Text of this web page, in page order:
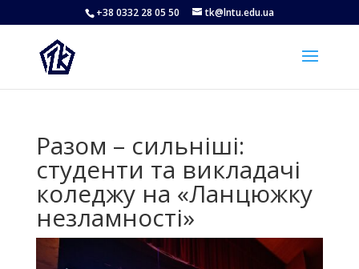
+38 0332 28 05 50 tk@lntu.edu.ua
Разом – сильніші:
студенти та викладачі
коледжу на «Ланцюжку
незламності»